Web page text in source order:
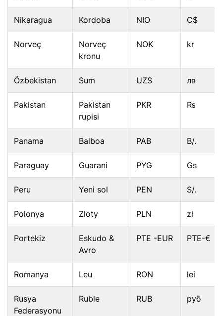
Nikaragua Kordoba NIO C$
Norveç
Norveç
kronu
NOK kr
Özbekistan Sum UZS лв
Pakistan
Pakistan
rupisi
PKR ₨
Panama Balboa PAB B/.
Paraguay Guarani PYG Gs
Peru Yeni sol PEN S/.
Polonya Zloty PLN zł
Portekiz
Eskudo &
Avro
PTE -EUR PTE-€
Romanya Leu RON lei
Rusya
Federasyonu
Ruble RUB руб